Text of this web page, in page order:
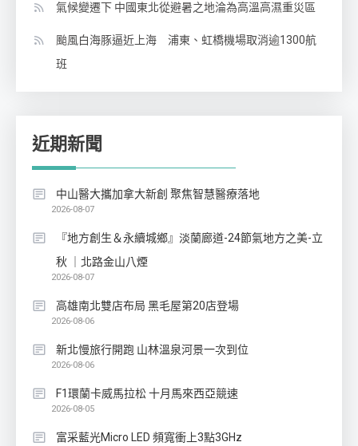
氣候變遷下 中國東北從避暑之地淪為高溫高濕重災區
颱風白海豚逼近上海 浦東、虹橋機場取消逾1300航
班
近期新聞
中山醫大攜加拿大新創 聚焦智慧醫療落地
2026-08-07
『地方創生＆永續城鄉』淡蘭廊道-24節氣地方之美-立
秋 ｜北路金山八煙
2026-08-07
高雄南北雙店布局 黑毛屋第20店登場
2026-08-06
新北慢旅行開跑 山林溫泉河景一次到位
2026-08-06
F1環蘭卡威馬拉松 十月馬來西亞競速
2026-08-05
富采藍光Micro LED 頻寬衝上3點3GHz